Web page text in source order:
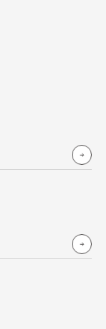
ているのは優
をすすめるな
ンシップ、海
役員や社員の
同行、ビジネ
ニークなプロ
れから先、労